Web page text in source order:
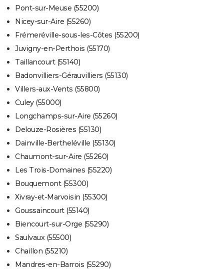
Pont-sur-Meuse (55200)
Nicey-sur-Aire (55260)
Frémeréville-sous-les-Côtes (55200)
Juvigny-en-Perthois (55170)
Taillancourt (55140)
Badonvilliers-Gérauvilliers (55130)
Villers-aux-Vents (55800)
Culey (55000)
Longchamps-sur-Aire (55260)
Delouze-Rosières (55130)
Dainville-Bertheléville (55130)
Chaumont-sur-Aire (55260)
Les Trois-Domaines (55220)
Bouquemont (55300)
Xivray-et-Marvoisin (55300)
Goussaincourt (55140)
Biencourt-sur-Orge (55290)
Saulvaux (55500)
Chaillon (55210)
Mandres-en-Barrois (55290)